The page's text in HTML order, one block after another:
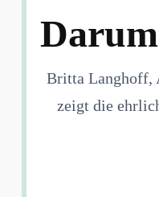
Britta Langhoff,
zeigt die